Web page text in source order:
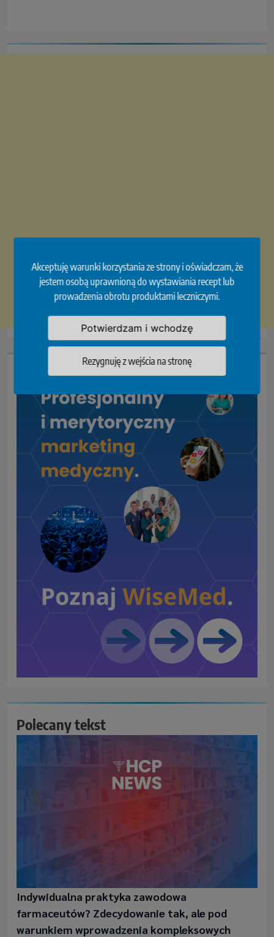
Akceptuję warunki korzystania ze strony i oświadczam, że
jestem osobą uprawnioną do wystawiania recept lub
prowadzenia obrotu produktami leczniczymi.
Potwierdzam i wchodzę
Rezygnuję z wejścia na stronę
Polecany tekst
Indywidualna praktyka zawodowa
farmaceutów? Zdecydowanie tak, ale pod
warunkiem wprowadzenia kompleksowych